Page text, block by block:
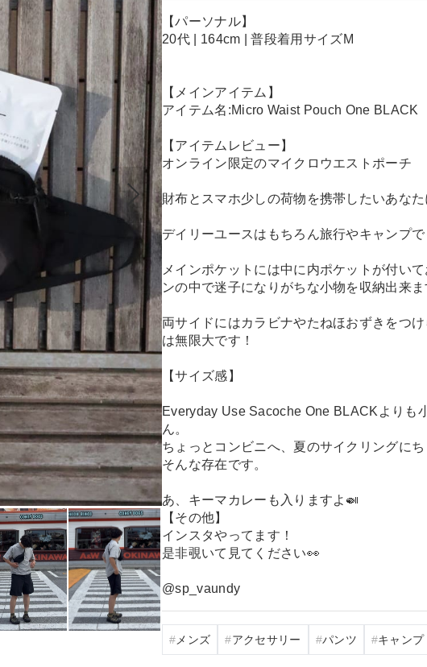
【パーソナル】
20代 | 164cm | 普段着用サイズM
【メインアイテム】
アイテム名:Micro Waist Pouch One BLACK
【アイテムレビュー】
オンライン限定のマイクロウエストポーチ
財布とスマホ少しの荷物を携帯したいあなた
デイリーユースはもちろん旅行やキャンプ
メインポケットには中に内ポケットが付い
ンの中で迷子になりがちな小物を収納出来ま
両サイドにはカラビナやたねほおずきをつ
は無限大です！
【サイズ感】
Everyday Use Sacoche One BLACKよりも
ん。
ちょっとコンビニへ、夏のサイクリングに
そんな存在です。
あ、キーマカレーも入りますよ🍛
【その他】
インスタやってます！
是非覗いて見てください👀
@sp_vaundy
メンズ アクセサリー パンツ キャンプ